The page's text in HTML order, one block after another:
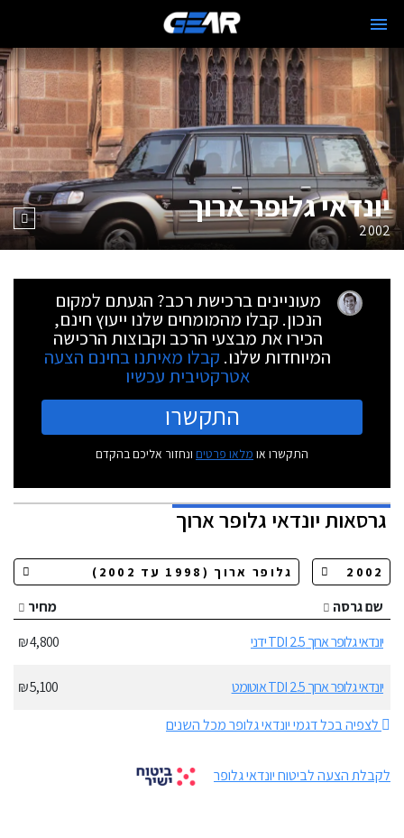
יונדאי גלופר ארוך
2002
מעוניינים ברכישת רכב? הגעתם למקום
הנכון. קבלו מהמומחים שלנו ייעוץ חינם,
הכירו את מבצעי הרכב וקבוצות הרכישה
המיוחדות שלנו. קבלו מאיתנו בחינם הצעה
אטרקטיבית עכשיו
התקשרו
התקשרו או מלאו פרטים ונחזור אליכם בהקדם
גרסאותיונדאי גלופר ארוך
שם גרסה
מחיר
יונדאי גלופר ארוך 2.5 TDI ידני
4,800 ₪
יונדאי גלופר ארוך 2.5 TDI אוטומט
5,100 ₪
לצפיה בכל דגמי יונדאי גלופר מכל השנים
לקבלת הצעה לביטוח יונדאי גלופר